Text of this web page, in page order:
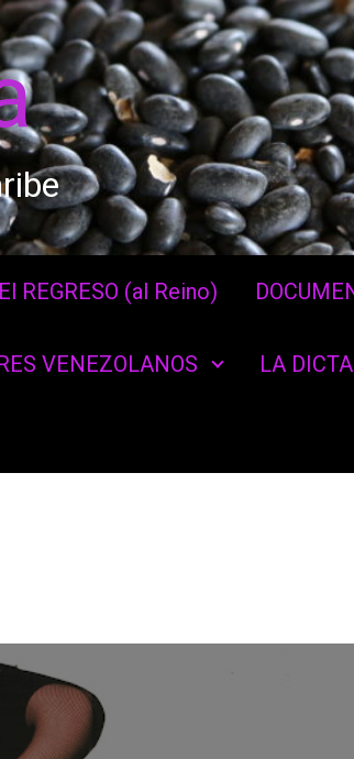
El REGRESO (al Reino)
VENEZOLANOS LA